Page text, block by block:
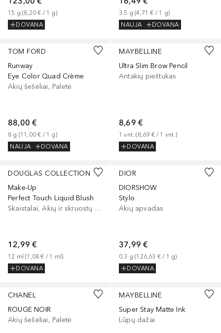
15 g (8,20 € / 1 g)
DOVANA
3.5 g (4,71 € / 1 g)
NAUJA
DOVANA
TOM FORD
Runway
Eye Color Quad Crème
Akių šešėliai, Paletė
88,00 €
8 g (11,00 € / 1 g)
NAUJA
DOVANA
+2
MAYBELLINE
Ultra Slim Brow Pencil
Antakių pieštukas
8,69 €
1 vnt. (8,69 € / 1 vnt.)
DOVANA
DOUGLAS COLLECTION
Make-Up
Perfect Touch Liquid Blush
Skaistalai, Akių ir skruostų dažai, Lūpų ir skruostų dažai
12,99 €
12 ml (1,08 € / 1 ml)
DOVANA
DIOR
DIORSHOW
Stylo
Akių apvadas
37,99 €
0.3 g (126,63 € / 1 g)
DOVANA
+9
CHANEL
ROUGE NOIR
Akių šešėliai, Paletė
+9
MAYBELLINE
Super Stay Matte Ink
Lūpų dažai